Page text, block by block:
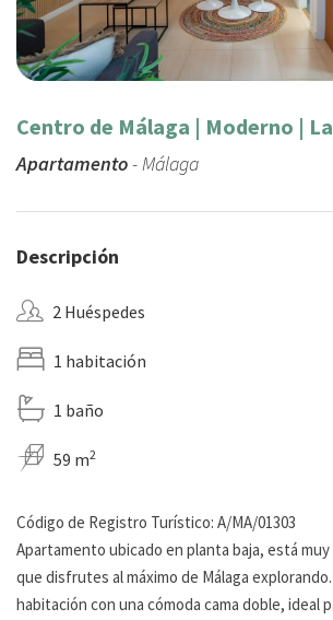
Centro de Málaga | Moderno |
Apartamento- Málaga
Descripción
2 Huéspedes
1 habitación
1 baño
59 m2
Código de Registro Turístico: A/MA/01303
Apartamento ubicado en planta baja, está
que disfrutes al máximo de Málaga
habitación con una cómoda cama doble, ideal